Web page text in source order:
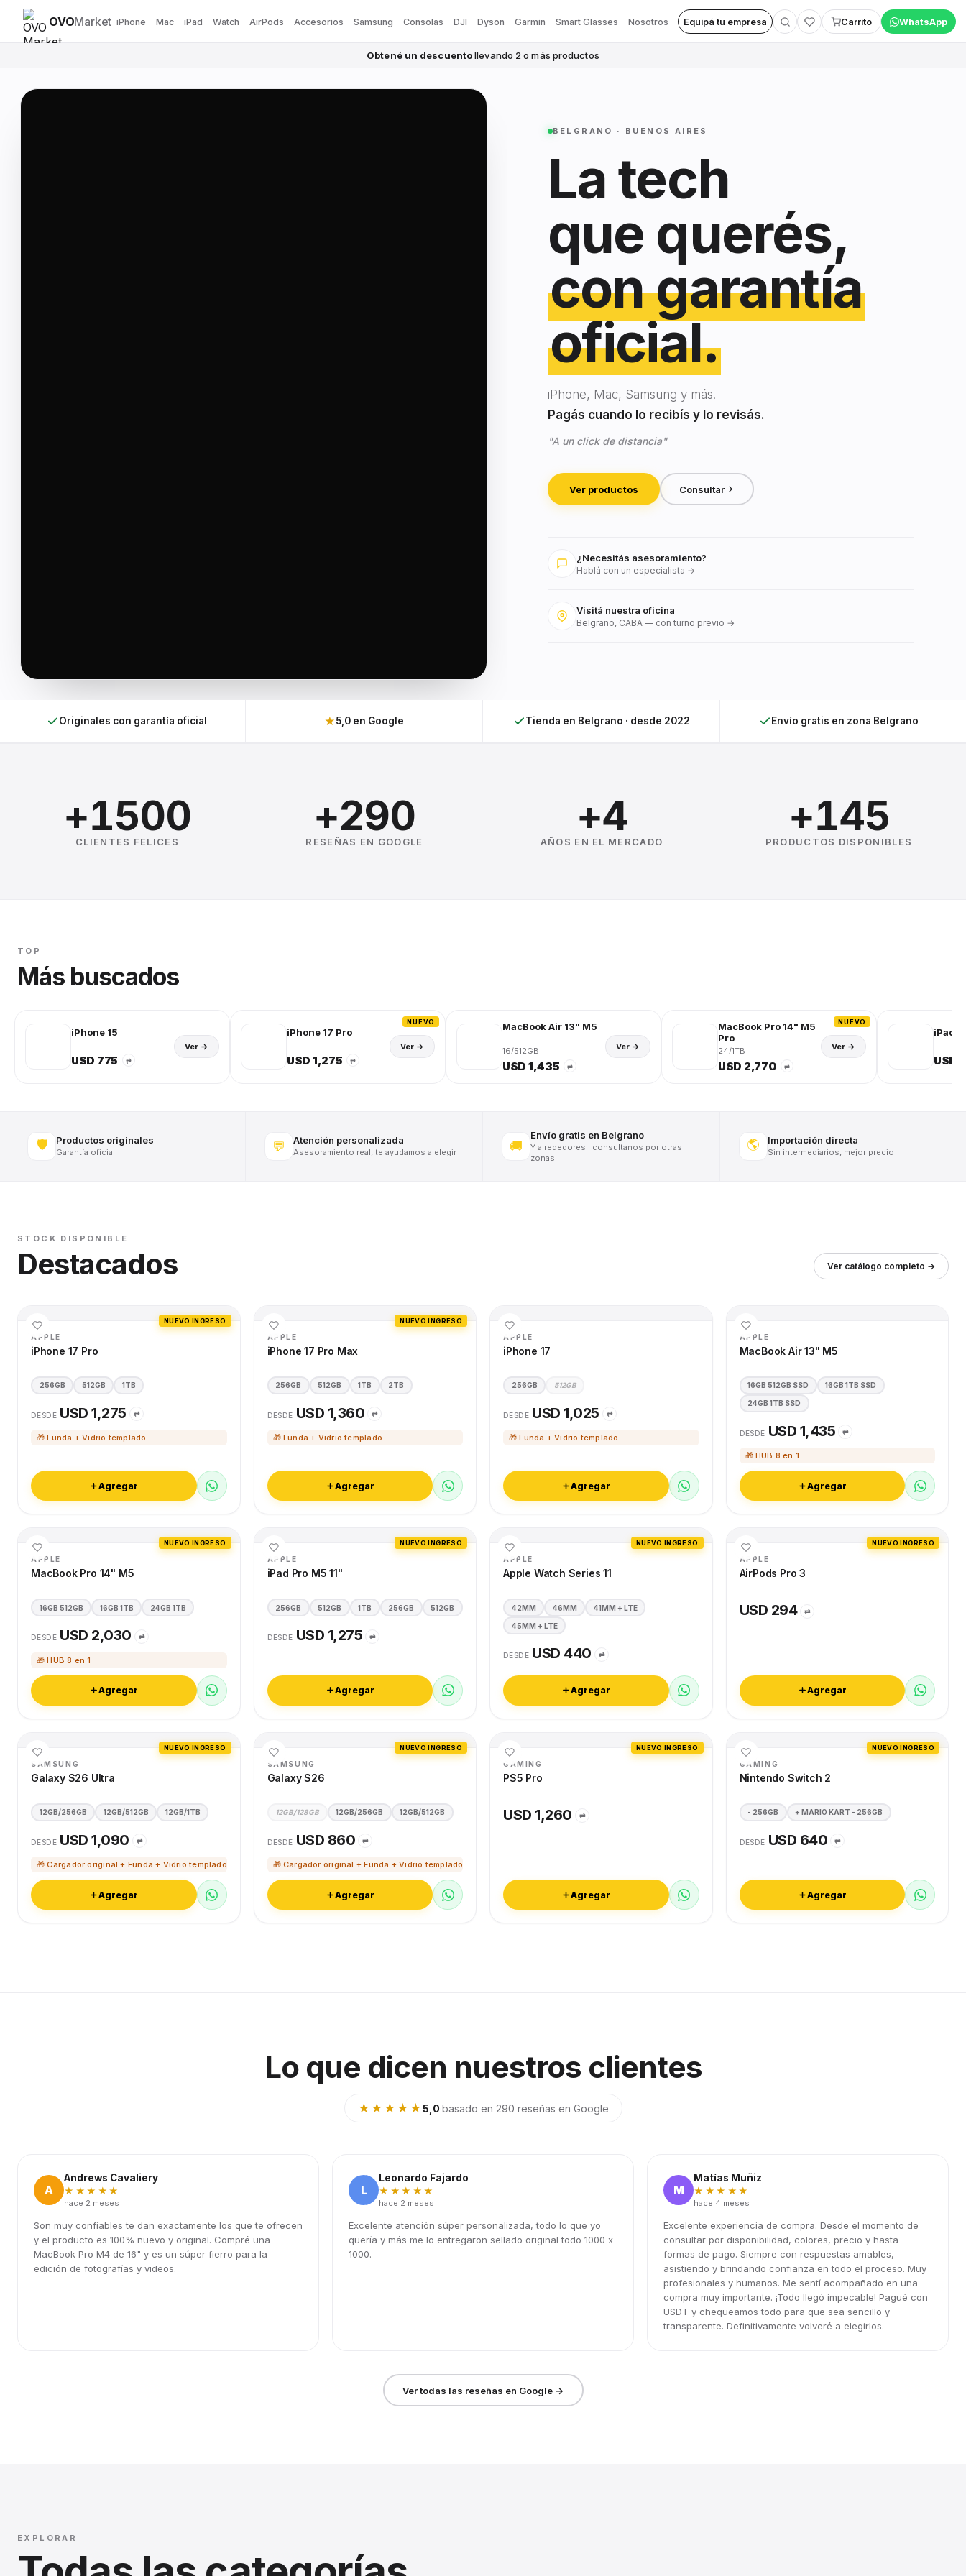
OVOMarket iPhone Mac iPad Watch AirPods Accesorios Samsung Consolas DJI Dyson Garmin Smart Glasses Nosotros Equipá tu empresa Carrito WhatsApp
Obtené un descuentollevando 2 o más productos
BELGRANO · BUENOS AIRES
La tech
que querés,
con garantía
oficial.
iPhone, Mac, Samsung y más.
Pagás cuando lo recibís y lo revisás.
"A un click de distancia"
Ver productos Consultar
¿Necesitás asesoramiento?
Hablá con un especialista →
Visitá nuestra oficina
Belgrano, CABA — con turno previo →
Originales con garantía oficial ★5,0 en Google Tienda en Belgrano · desde 2022 Envío gratis en zona Belgrano
+1500
CLIENTES FELICES
+290
RESEÑAS EN GOOGLE
+4
AÑOS EN EL MERCADO
+145
PRODUCTOS DISPONIBLES
TOP
Más buscados
iPhone 15
USD 775 ⇄
Ver →
NUEVO
iPhone 17 Pro
USD 1,275 ⇄
Ver →
MacBook Air 13" M5
16/512GB
USD 1,435 ⇄
Ver →
NUEVO
MacBook Pro 14" M5
Pro
24/1TB
USD 2,770 ⇄
Ver →
iPad
USD
🛡️ Productos originales
Garantía oficial 💬 Atención personalizada
Asesoramiento real, te ayudamos a elegir 🚚
Envío gratis en Belgrano
Y alrededores · consultanos por otras
zonas
🌎 Importación directa
Sin intermediarios, mejor precio
STOCK DISPONIBLE
Destacados Ver catálogo completo →
NUEVO INGRESO
APPLE
iPhone 17 Pro
256GB 512GB 1TB
DESDE USD 1,275 ⇄
🎁 Funda + Vidrio templado
Agregar
NUEVO INGRESO
APPLE
iPhone 17 Pro Max
256GB 512GB 1TB 2TB
DESDE USD 1,360 ⇄
🎁 Funda + Vidrio templado
Agregar
APPLE
iPhone 17
256GB 512GB
DESDE USD 1,025 ⇄
🎁 Funda + Vidrio templado
Agregar
APPLE
MacBook Air 13" M5
16GB 512GB SSD 16GB 1TB SSD
24GB 1TB SSD
DESDE USD 1,435 ⇄
🎁 HUB 8 en 1
Agregar
NUEVO INGRESO
APPLE
MacBook Pro 14" M5
16GB 512GB 16GB 1TB 24GB 1TB
DESDE USD 2,030 ⇄
🎁 HUB 8 en 1
Agregar
NUEVO INGRESO
APPLE
iPad Pro M5 11"
256GB 512GB 1TB 256GB 512GB
DESDE USD 1,275 ⇄
Agregar
NUEVO INGRESO
APPLE
Apple Watch Series 11
42MM 46MM 41MM + LTE
45MM + LTE
DESDE USD 440 ⇄
Agregar
NUEVO INGRESO
APPLE
AirPods Pro 3
USD 294 ⇄
Agregar
NUEVO INGRESO
SAMSUNG
Galaxy S26 Ultra
12GB/256GB 12GB/512GB 12GB/1TB
DESDE USD 1,090 ⇄
🎁 Cargador original + Funda + Vidrio templado
Agregar
NUEVO INGRESO
SAMSUNG
Galaxy S26
12GB/128GB 12GB/256GB 12GB/512GB
DESDE USD 860 ⇄
🎁 Cargador original + Funda + Vidrio templado
Agregar
NUEVO INGRESO
GAMING
PS5 Pro
USD 1,260 ⇄
Agregar
NUEVO INGRESO
GAMING
Nintendo Switch 2
- 256GB + MARIO KART - 256GB
DESDE USD 640 ⇄
Agregar
Lo que dicen nuestros clientes
★★★★★5,0·basado en 290 reseñas en Google
A
Andrews Cavaliery
★★★★★
hace 2 meses
Son muy confiables te dan exactamente los que te ofrecen
y el producto es 100% nuevo y original. Compré una
MacBook Pro M4 de 16" y es un súper fierro para la
edición de fotografías y videos.
L
Leonardo Fajardo
★★★★★
hace 2 meses
Excelente atención súper personalizada, todo lo que yo
quería y más me lo entregaron sellado original todo 1000 x
1000.
M
Matías Muñiz
★★★★★
hace 4 meses
Excelente experiencia de compra. Desde el momento de
consultar por disponibilidad, colores, precio y hasta
formas de pago. Siempre con respuestas amables,
asistiendo y brindando confianza en todo el proceso. Muy
profesionales y humanos. Me sentí acompañado en una
compra muy importante. ¡Todo llegó impecable! Pagué con
USDT y chequeamos todo para que sea sencillo y
transparente. Definitivamente volveré a elegirlos.
Ver todas las reseñas en Google →
EXPLORAR